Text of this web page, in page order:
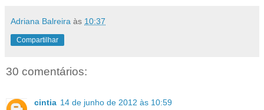
Adriana Balreira às 10:37
Compartilhar
30 comentários:
cintia 14 de junho de 2012 às 10:59